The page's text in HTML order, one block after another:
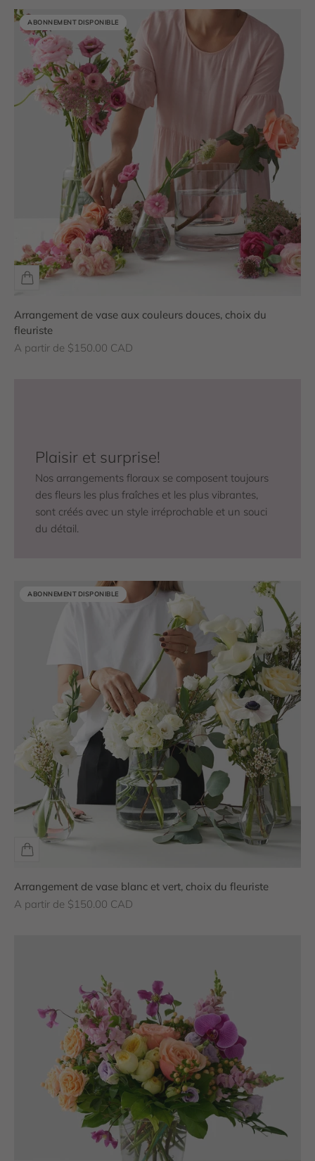
ABONNEMENT DISPONIBLE
ABONNEMENT DISPONIBLE
Arrangement de vase aux couleurs douces, choix du
fleuriste
Prix de vente
A partir de $150.00 CAD
Plaisir et surprise!
Nos arrangements floraux se composent toujours
des fleurs les plus fraîches et les plus vibrantes,
sont créés avec un style irréprochable et un souci
du détail.
ABONNEMENT DISPONIBLE
ABONNEMENT DISPONIBLE
Arrangement de vase blanc et vert, choix du fleuriste
Prix de vente
A partir de $150.00 CAD